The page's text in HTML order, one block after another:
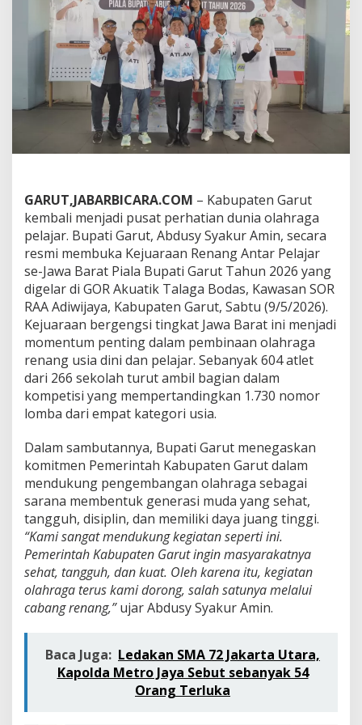
i
B
u
k
a
K
e
j
u
a
a
n
R
e
n
a
n
g
P
e
a
j
a
r
s
J
a
b
a
r
2
0
2
6
,
6
0
t
l
e
t
GARUT,JABARBICARA.COM – Kabupaten Garut
kembali menjadi pusat perhatian dunia olahraga
pelajar. Bupati Garut, Abdusy Syakur Amin, secara
resmi membuka Kejuaraan Renang Antar Pelajar
se-Jawa Barat Piala Bupati Garut Tahun 2026 yang
digelar di GOR Akuatik Talaga Bodas, Kawasan SOR
RAA Adiwijaya, Kabupaten Garut, Sabtu (9/5/2026).
Kejuaraan bergengsi tingkat Jawa Barat ini menjadi
momentum penting dalam pembinaan olahraga
renang usia dini dan pelajar. Sebanyak 604 atlet
dari 266 sekolah turut ambil bagian dalam
kompetisi yang mempertandingkan 1.730 nomor
lomba dari empat kategori usia.
Dalam sambutannya, Bupati Garut menegaskan
komitmen Pemerintah Kabupaten Garut dalam
mendukung pengembangan olahraga sebagai
sarana membentuk generasi muda yang sehat,
tangguh, disiplin, dan memiliki daya juang tinggi.
“Kami sangat mendukung kegiatan seperti ini.
Pemerintah Kabupaten Garut ingin masyarakatnya
sehat, tangguh, dan kuat. Oleh karena itu, kegiatan
olahraga terus kami dorong, salah satunya melalui
cabang renang,”ujar Abdusy Syakur Amin.
Baca Juga: Ledakan SMA 72 Jakarta Utara,
Kapolda Metro Jaya Sebut sebanyak 54
Orang Terluka